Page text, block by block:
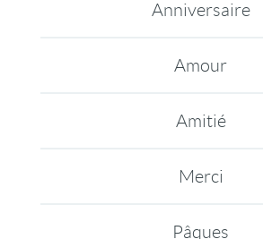
Anniversaire
Amour
Amitié
Merci
Pâques